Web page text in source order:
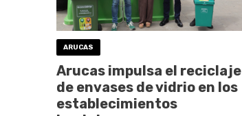
ARUCAS
Arucas impulsa el reciclaje
de envases de vidrio en los
establecimientos